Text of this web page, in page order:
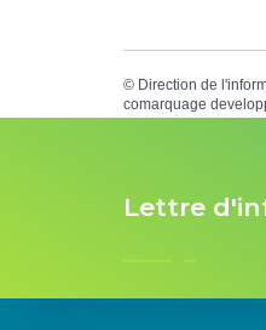
© Direction de
comarquage
Lettre